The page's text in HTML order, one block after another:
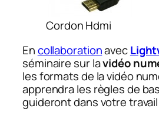
Cordon Hdmi
Encollaborationavec
séminaire sur lavidéo
les formats de la vidéo
apprendra les règles de
guideront dans votre